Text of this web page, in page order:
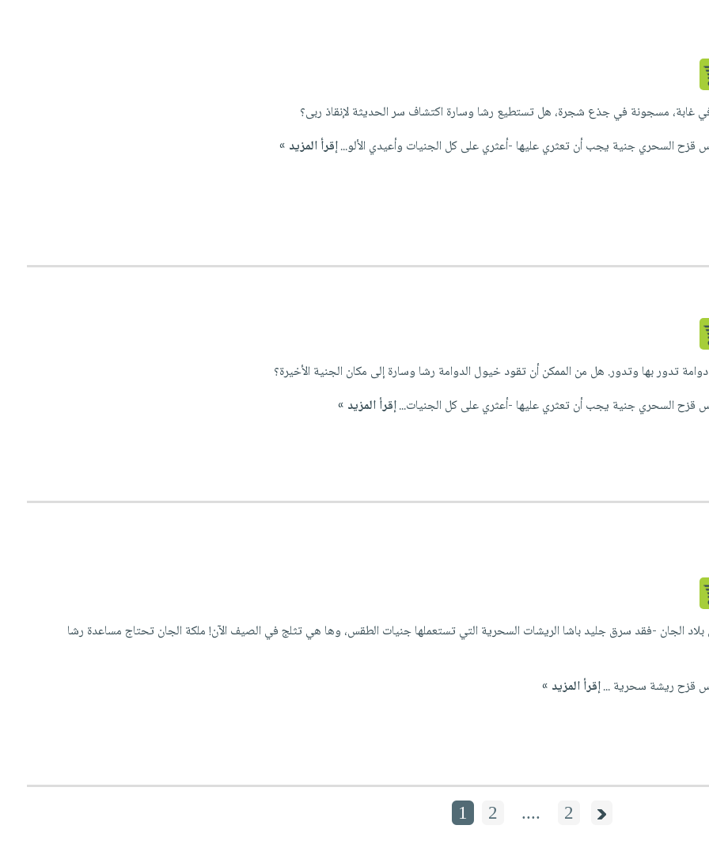
في غابة، مسجونة في جذع شجرة، هل تستطيع رشا وسارة اكتشاف سر الحديثة لإنقاذ ربى؟
السحري جنية يجب أن تعثري عليها -أعثري على كل الجنيات وأعيدي الألو...إقرأ المزيد »
تدور بها وتدور. هل من الممكن أن تقود خيول الدوامة رشا وسارة إلى مكان الجنية الأخيرة؟
السحري جنية يجب أن تعثري عليها -أعثري على كل الجنيات...إقرأ المزيد »
الجان -فقد سرق جليد باشا الريشات السحرية التي تستعملها جنيات الطقس، وها هي تثلج في الصيف الآن! ملكة الجان تحتاج مساعدة رشا
ريشة سحرية ...إقرأ المزيد »
1 2 .... 2